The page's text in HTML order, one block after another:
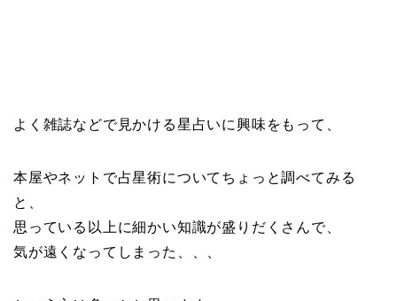
よく雑誌などで見かける星占いに興味をもって、
本屋やネットで占星術についてちょっと調べてみる
と、
思っている以上に細かい知識が盛りだくさんで、
気が遠くなってしまった、、、